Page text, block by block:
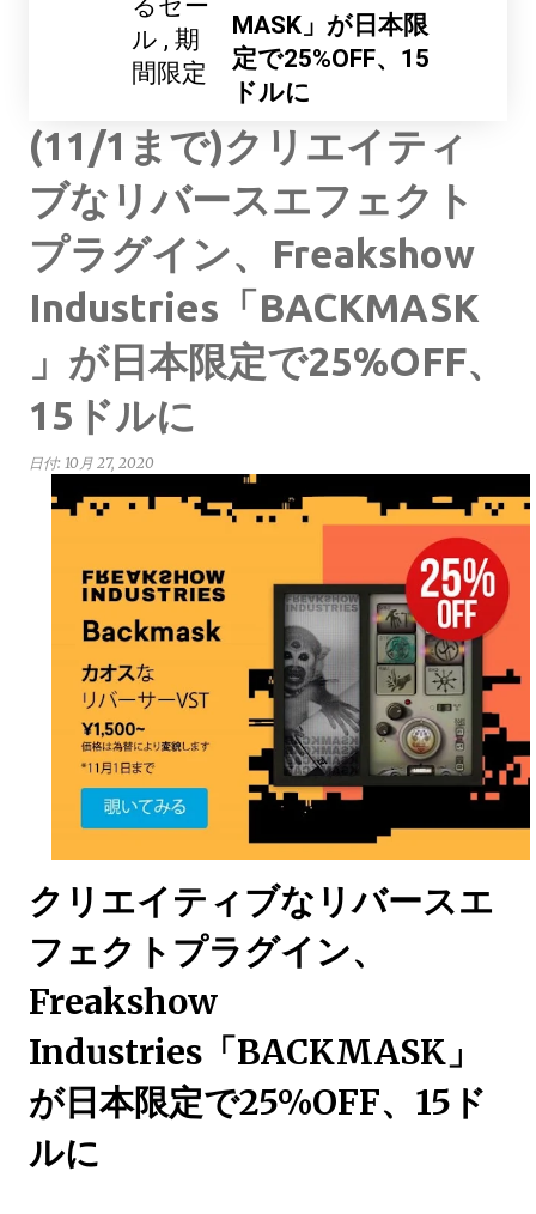
るセー
ル
期
間限定
MASK」が日本限
定で25%OFF、15
ドルに
(11/1まで)クリエイティ
ブなリバースエフェクト
プラグイン、Freakshow
Industries「BACKMASK
」が日本限定で25%OFF、
15ドルに
日付: 10月 27, 2020
クリエイティブなリバースエ
フェクトプラグイン、
Freakshow
Industries「BACKMASK」
が日本限定で25%OFF、15ド
ルに